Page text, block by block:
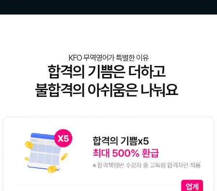
KFO 무역영어가 특별한 이유
합격의 기쁨은 더하고
불합격의 아쉬움은 나눠요